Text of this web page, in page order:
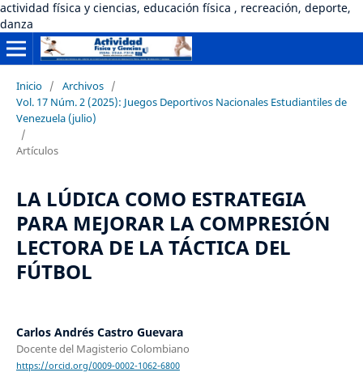
actividad física y ciencias, educación física , recreación, deporte,
danza
Inicio / Archivos /
Vol. 17 Núm. 2 (2025): Juegos Deportivos Nacionales Estudiantiles de
Venezuela (julio)
/
Artículos
LA LÚDICA COMO ESTRATEGIA
PARA MEJORAR LA COMPRESIÓN
LECTORA DE LA TÁCTICA DEL
FÚTBOL
Carlos Andrés Castro Guevara
Docente del Magisterio Colombiano
https://orcid.org/0009-0002-1062-6800